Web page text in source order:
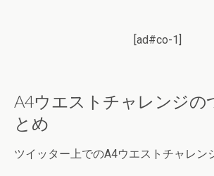
[ad#co-1]
A4ウエストチャレンジの
とめ
ツイッター上でのA4ウエストチャレン